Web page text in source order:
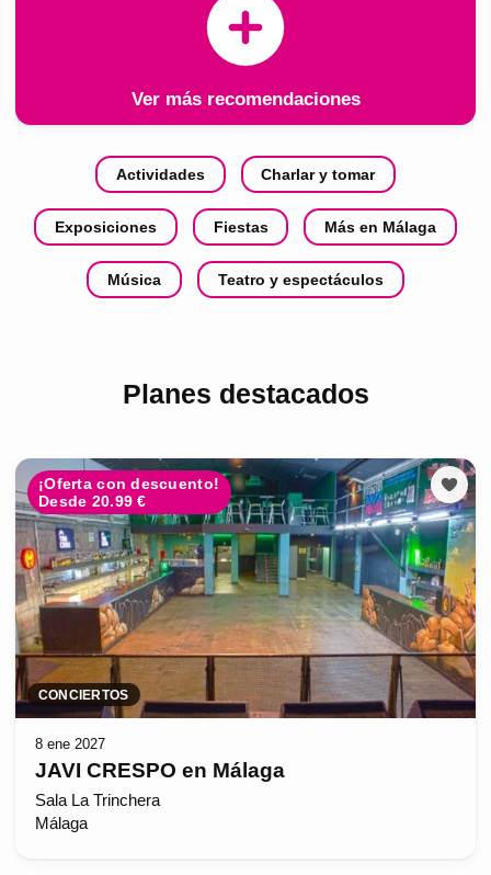
Ver más recomendaciones
Actividades Charlar y tomar
Exposiciones Fiestas Más en Málaga
Música Teatro y espectáculos
Planes destacados
¡Oferta con descuento!
Desde 20.99 €
CONCIERTOS
8 ene 2027
JAVI CRESPO en Málaga
Sala La Trinchera
Málaga